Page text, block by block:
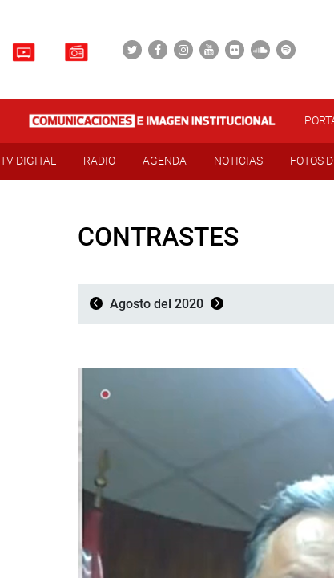
TV DIGITAL RADIO AGENDA NOTICIAS FOTOS
CONTRASTES
Agosto del 2020